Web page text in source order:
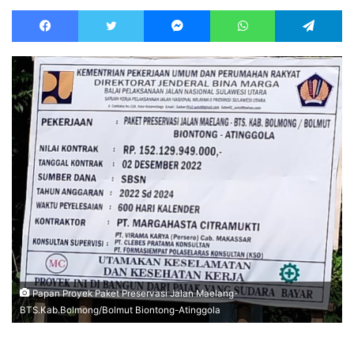
Facebook Twitter Messenger WhatsApp
Papan Proyek Paket Preservasi Jalan Maelang-
BTS.Kab.Bolmong/Bolmut Biontong-Atinggola